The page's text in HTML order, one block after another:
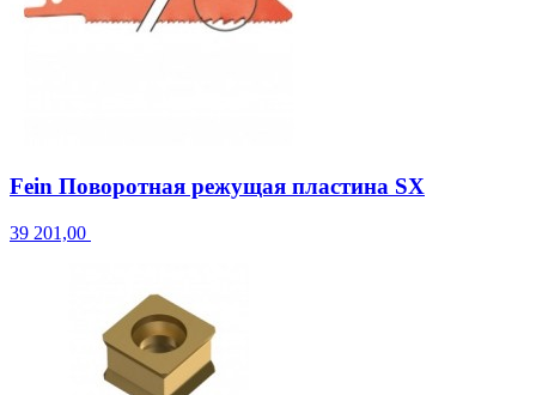
Fein Поворотная режущая пластина SX
39 201,00